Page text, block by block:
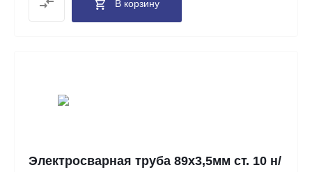
В корзину
Электросварная труба 89х3,5мм ст. 10 н/